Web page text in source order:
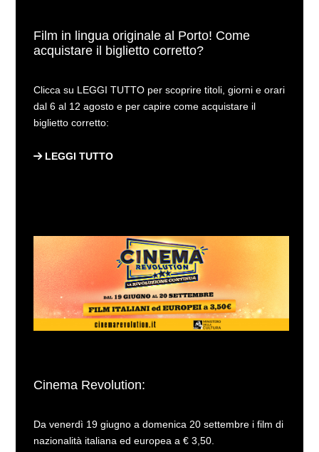
Film in lingua originale al Porto! Come
acquistare il biglietto corretto?
Clicca su LEGGI TUTTO per scoprire titoli, giorni e orari
dal 6 al 12 agosto e per capire come acquistare il
biglietto corretto:
LEGGI TUTTO
Cinema Revolution:
Da venerdì 19 giugno a domenica 20 settembre i film di
nazionalità italiana ed europea a € 3,50.